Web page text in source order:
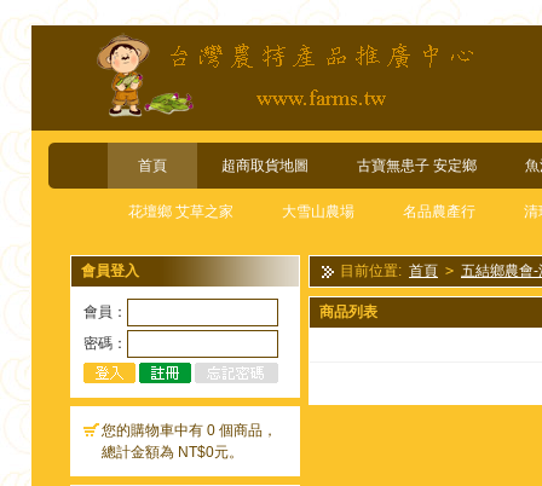
首頁 超商取貨地圖 古寶無患子 安定鄉
花壇鄉 艾草之家 大雪山農場 名品農產行 清
會員登入
會員：
密碼：
您的購物車中有 0 個商品，
總計金額為 NT$0元。
目前位置: 首頁 > 五結鄉農會
商品列表